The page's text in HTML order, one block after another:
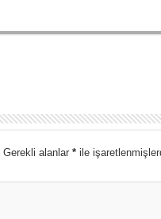
Gerekli alanlar * ile